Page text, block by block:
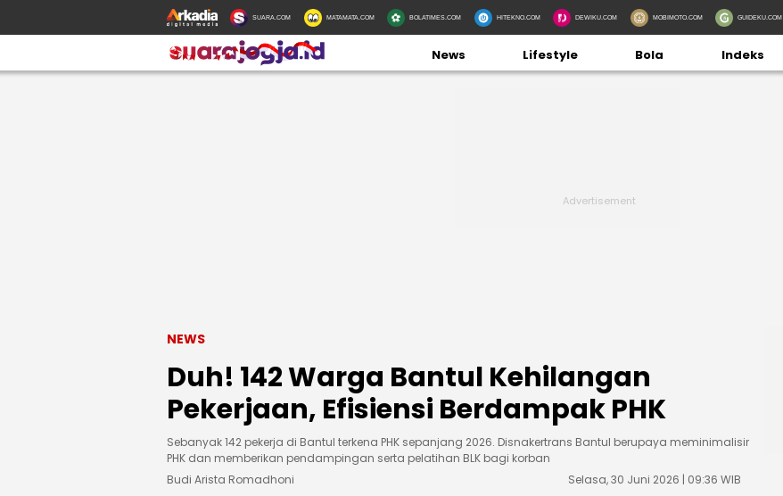
SUARA.COM MATAMATA.COM BOLATIMES.COM HITEKNO.COM DEWIKU.COM MOBIMOTO.COM GUIDEKU.COM
News Lifestyle Bola Indeks
NEWS
Duh! 142 Warga Bantul Kehilangan
Pekerjaan, Efisiensi Berdampak PHK
Sebanyak 142 pekerja di Bantul terkena PHK sepanjang 2026. Disnakertrans Bantul berupaya meminimalisir
PHK dan memberikan pendampingan serta pelatihan BLK bagi korban
Budi Arista Romadhoni
Selasa, 30 Juni 2026 | 09:36 WIB